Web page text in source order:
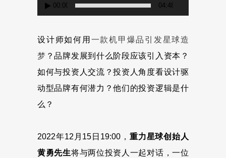
00:00 04:48
设计师如何用 一款机甲爆品引发星球造
梦 ？品牌发展到什么阶段应该引入资本？
如何与投资人交流？投资人角度看设计驱
动型品牌有何潜力？他们的投资逻辑是什
么？
2022年12月15日19:00， 重力星球创始人
黄勇先生将与两位投资人一起对话，一位